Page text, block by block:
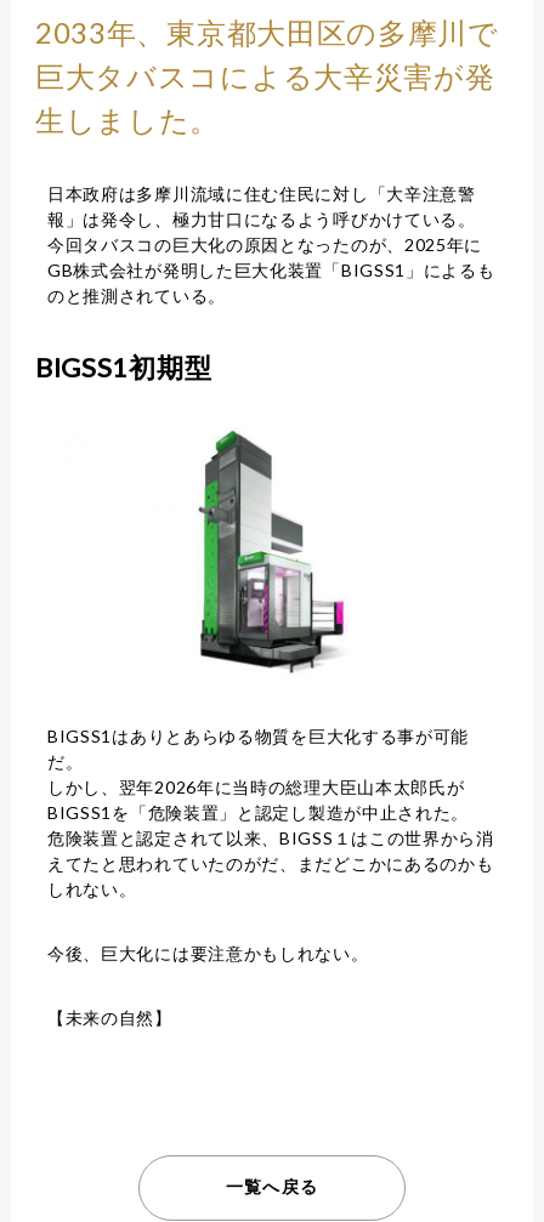
2033年、東京都大田区の多摩川で
巨大タバスコによる大辛災害が発
生しました。
日本政府は多摩川流域に住む住民に対し「大辛注意警
報」は発令し、極力甘口になるよう呼びかけている。
今回タバスコの巨大化の原因となったのが、2025年に
GB株式会社が発明した巨大化装置「BIGSS1」によるも
のと推測されている。
BIGSS1初期型
BIGSS1はありとあらゆる物質を巨大化する事が可能
だ。
しかし、翌年2026年に当時の総理大臣山本太郎氏が
BIGSS1を「危険装置」と認定し製造が中止された。
危険装置と認定されて以来、BIGSS１はこの世界から消
えてたと思われていたのがだ、まだどこかにあるのかも
しれない。
今後、巨大化には要注意かもしれない。
【未来の自然】
一覧へ戻る